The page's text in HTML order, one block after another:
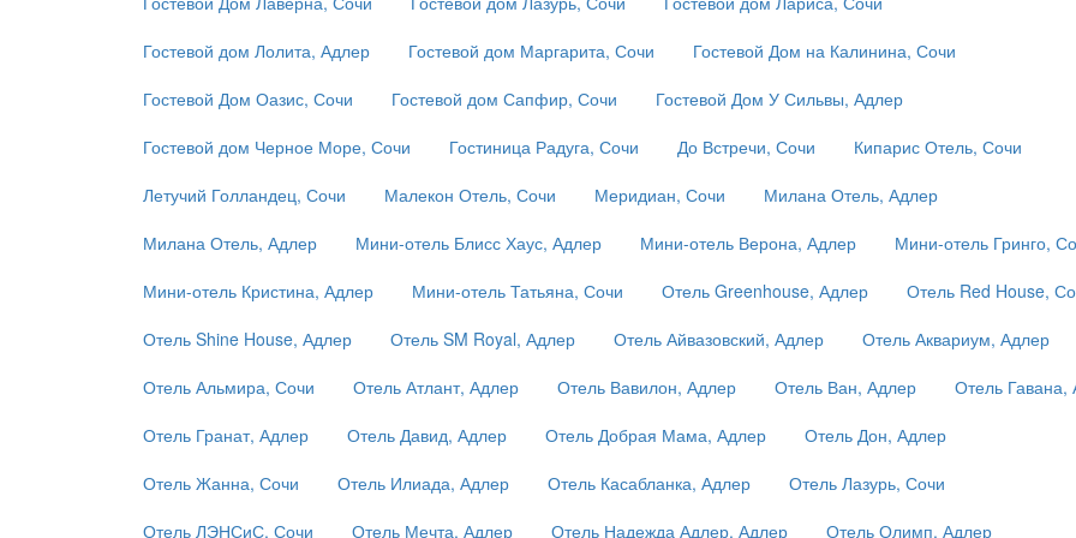
Гостевой дом Лолита, Адлер
Гостевой дом Маргарита, Сочи
Гостевой Дом на Калинина, Сочи
Гостевой Дом Оазис, Сочи
Гостевой дом Сапфир, Сочи
Гостевой Дом У Сильвы, Адлер
Гостевой дом Черное Море, Сочи
Гостиница Радуга, Сочи До Встречи, Сочи
Кипарис Отель, Сочи
Летучий Голландец, Сочи
Малекон Отель, Сочи Меридиан, Сочи
Милана Отель, Адлер
Милана Отель, Адлер
Мини-отель Блисс Хаус, Адлер Мини-отель Верона, Адлер
Мини-отель Гринго,
Мини-отель Кристина, Адлер
Мини-отель Татьяна, Сочи Отель Greenhouse, Адлер
Отель Red House,
Отель Shine House, Адлер
Отель SM Royal, Адлер Отель Айвазовский, Адлер
Отель Аквариум, Адлер
Отель Альмира, Сочи
Отель Атлант, Адлер Отель Вавилон, Адлер Отель Ван, Адлер
Отель Гавана,
Отель Гранат, Адлер
Отель Давид, Адлер Отель Добрая Мама, Адлер
Отель Дон, Адлер
Отель Жанна, Сочи
Отель Илиада, Адлер Отель Касабланка, Адлер
Отель Лазурь, Сочи
Отель ЛЭНСиС, Сочи
Отель Мечта, Адлер Отель Надежда Адлер, Адлер Отель Олимп, Адлер